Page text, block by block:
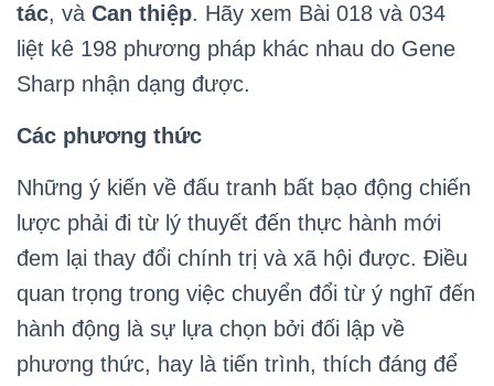
tác, và Can thiệp. Hãy xem Bài 018 và 034
liệt kê 198 phương pháp khác nhau do Gene
Sharp nhận dạng được.
Các phương thức
Những ý kiến về đấu tranh bất bạo động chiến
lược phải đi từ lý thuyết đến thực hành mới
đem lại thay đổi chính trị và xã hội được. Điều
quan trọng trong việc chuyển đổi từ ý nghĩ đến
hành động là sự lựa chọn bởi đối lập về
phương thức, hay là tiến trình, thích đáng để